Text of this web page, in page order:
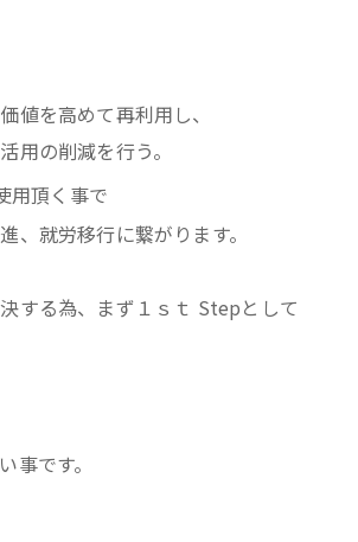
値を高めて再利用し、
削減を行う。
用頂く事で
移行に繋がります。
する為、まず１ｓｔ Stepとして
事です。